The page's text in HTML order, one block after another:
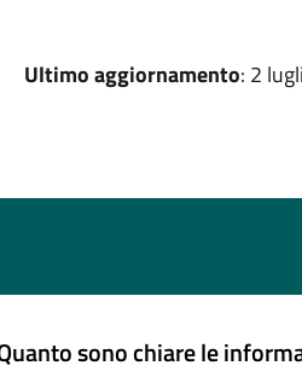
Ultimo aggiornamento: 2
sono chiare le